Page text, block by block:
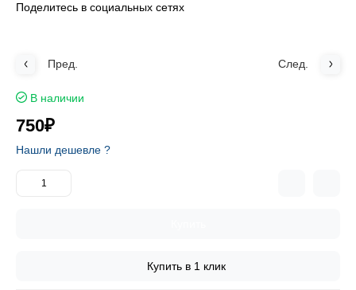
Поделитесь в социальных сетях
Пред. След.
В наличии
750₽
Нашли дешевле ?
Купить в 1 клик